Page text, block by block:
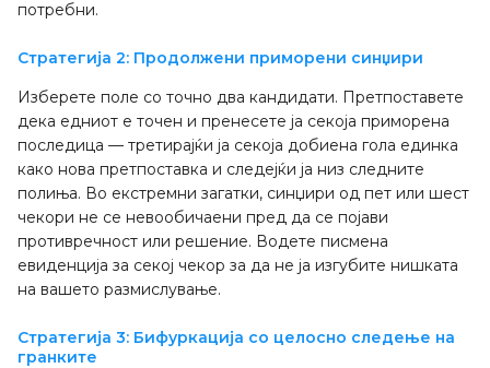
потребни.
Стратегија 2: Продолжени приморени синџири
Изберете поле со точно два кандидати. Претпоставете
дека едниот е точен и пренесете ја секоја приморена
последица — третирајќи ја секоја добиена гола единка
како нова претпоставка и следејќи ја низ следните
полиња. Во екстремни загатки, синџири од пет или шест
чекори не се невообичаени пред да се појави
противречност или решение. Водете писмена
евиденција за секој чекор за да не ја изгубите нишката
на вашето размислување.
Стратегија 3: Бифуркација со целосно следење на
гранките